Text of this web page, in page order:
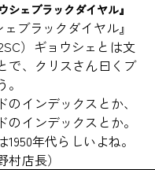
ェブラックダイヤル』
ブラックダイヤル』
）ギョウシェとは文
で、クリスさん曰くブ
のインデックスとか、
インデックスとか。
年代らしいよね。
店長）